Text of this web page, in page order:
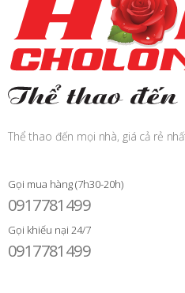
Thể thao đến mọi nhà, giá cả rẻ
Gọi mua hàng (7h30-20h)
0917781499
Gọi khiếu nại 24/7
0917781499